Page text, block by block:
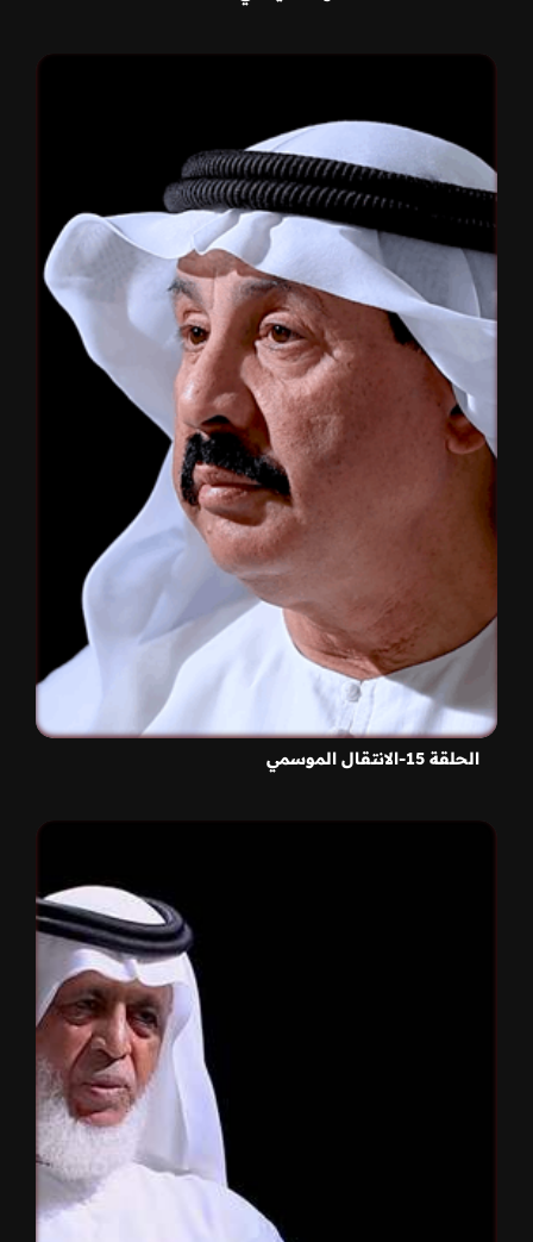
الحلقة 15-الانتقال الموسمي